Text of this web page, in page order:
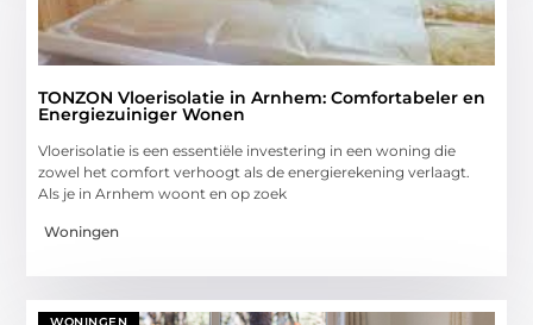
TONZON Vloerisolatie in Arnhem: Comfortabeler en
Energiezuiniger Wonen
Vloerisolatie is een essentiële investering in een woning die
zowel het comfort verhoogt als de energierekening verlaagt.
Als je in Arnhem woont en op zoek
Woningen
WONINGEN